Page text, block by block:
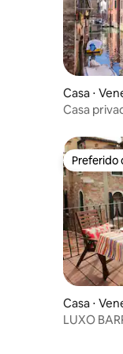
Casa ⋅
Casa
Preferido
Preferido
Casa ⋅
LUXO